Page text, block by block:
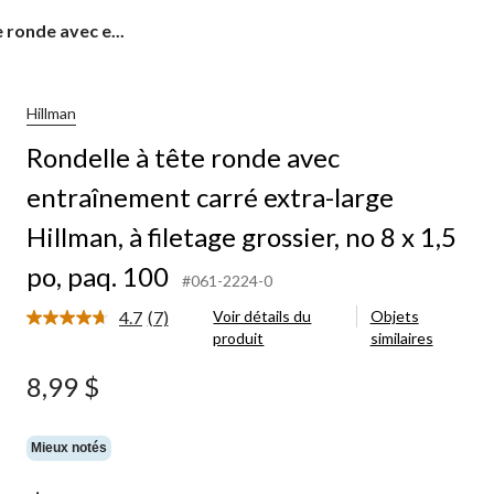
avec e...
Hillman
Rondelle à tête ronde avec
entraînement carré extra-large
Hillman, à filetage grossier, no 8 x 1,5
po, paq. 100
#061-2224-0
4.7 Lire
(7)
Voir détails du
produit
Objets
similaires
8,99 $
Mieux notés